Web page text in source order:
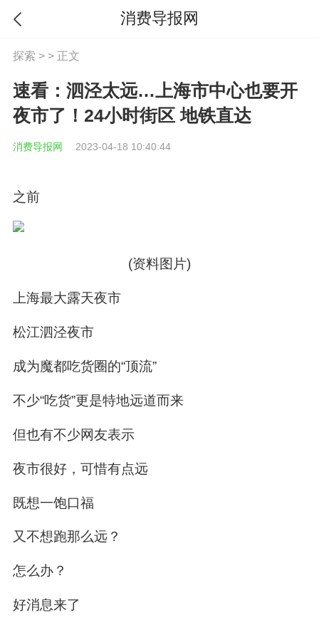
消费导报网
探索 > > 正文
速看：泗泾太远…上海市中心也要开
夜市了！24小时街区 地铁直达
消费导报网 2023-04-18 10:40:44
之前
(资料图片)
上海最大露天夜市
松江泗泾夜市
成为魔都吃货圈的“顶流”
不少“吃货”更是特地远道而来
但也有不少网友表示
夜市很好，可惜有点远
既想一饱口福
又不想跑那么远？
怎么办？
好消息来了